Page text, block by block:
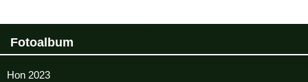
Fotoalbum
Hon 2023